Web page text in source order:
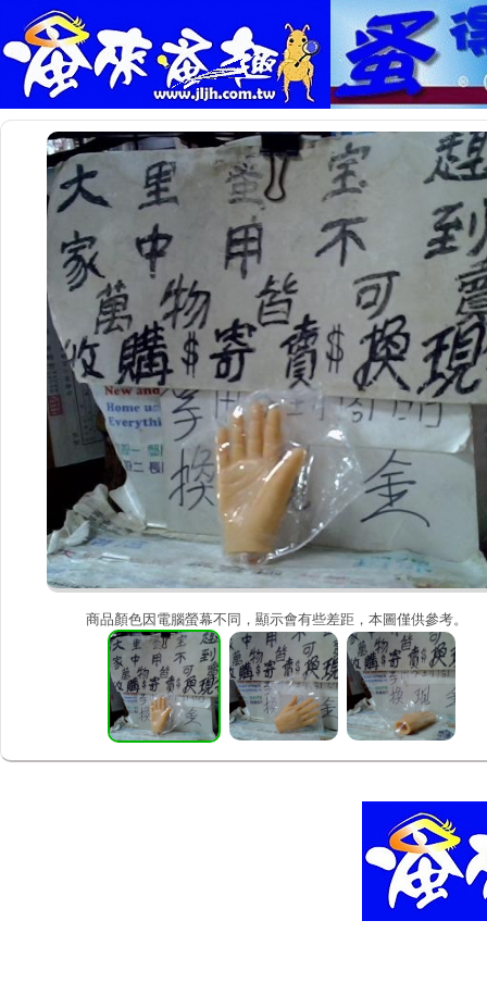
商品顏色因電腦螢幕不同，顯示會有些差距，本圖僅供參考。